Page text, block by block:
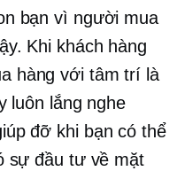
bạn vì người mua
Khi khách hàng
hàng với tâm trí là
luôn lắng nghe
đỡ khi bạn có thể
sự đầu tư về mặt